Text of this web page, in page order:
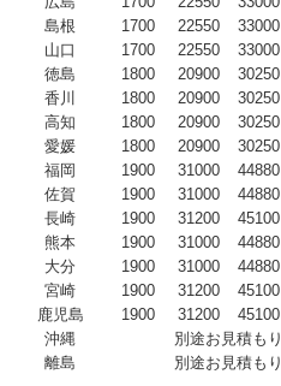
島根
1700 22550 33000
山口
1700 22550 33000
徳島
1800 20900 30250
香川
1800 20900 30250
高知
1800 20900 30250
愛媛
1800 20900 30250
福岡
1900 31000 44880
佐賀
1900 31000 44880
長崎
1900 31200 45100
熊本
1900 31000 44880
大分
1900 31000 44880
宮崎
1900 31200 45100
鹿児島
1900 31200 45100
沖縄
別途お見積もり
離島
別途お見積もり